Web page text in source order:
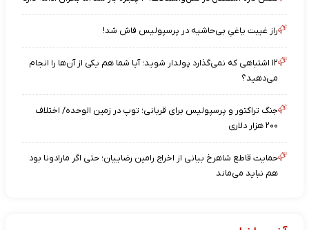
راز غیبت یاغیِ بی‌حاشیه در پرسپولیس فاش شد!
۱۲ اشتباهی که نمی‌گذارد پولدار شوید؛ آیا شما هم یکی از آن‌ها را انجام
می‌دهید؟
جنگ تراکتور و پرسپولیس برای قربانی؛ توپ در زمین الوحده/ اختلاف
۲۰۰ هزار دلاری
حمایت قاطع شاهرخ بیانی از اخراج رامین رضاییان؛ حتی اگر مارادونا بود
هم نباید می‌ماند